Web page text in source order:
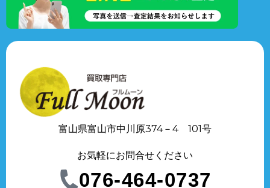
富山県富山市中川原374－4 101号
お気軽にお問合せください
076-464-0737